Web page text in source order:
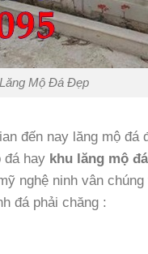
Lăng Mộ Đá Đẹp
đến nay lăng mộ đá
đá hay khu lăng mộ đá
nghệ ninh vân
đá phải chăng :